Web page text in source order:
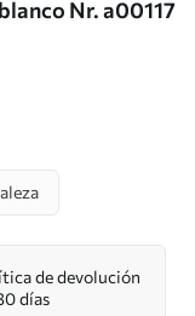
Nr. a00117
de devolución
días